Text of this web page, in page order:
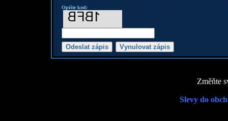
Opište kod:
Změňte
Slevy do